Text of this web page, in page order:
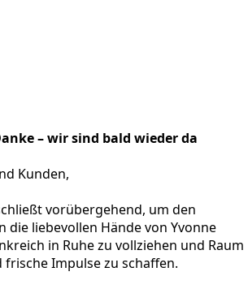
– wir sind bald wieder da
Kunden,
vorübergehend, um den
die liebevollen Hände von Yvonne
in Ruhe zu vollziehen und Raum
Impulse zu schaffen.